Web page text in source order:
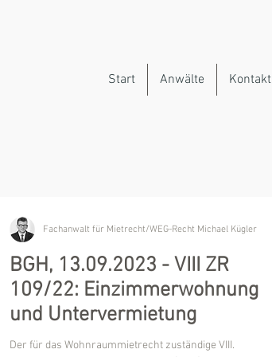
Start Anwälte Kontakt
BGH, 13.09.2023 - VIII ZR
109/22: Einzimmerwohnung
und Untervermietung
Der für das Wohnraummietrecht zuständige VIII.
Fachanwalt für Mietrecht/WEG-Recht Michael Kügler